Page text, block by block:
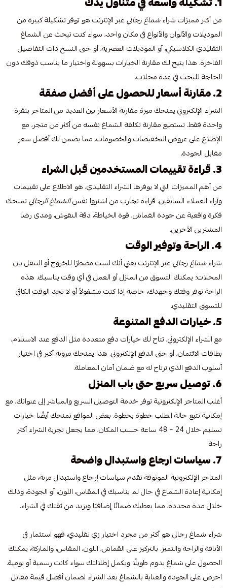
من أكبر مميزات شراءشماغ رجاليعبر الإنترنت هو توفر تشكيلة كبيرة من
الموديلات والألوان والأنواع في مكان واحد، سواء كنت تبحث عن الشماغ
التقليدي الكلاسيكي، أو الموديلات العصرية، أو حتى النسخ ذات التفاصيل
الفاخرة. هذا يتيح لك مقارنة الخيارات بسهولة واختيار ما يناسب ذوقك دون
الحاجة للبحث في عدة محلات.
2. مقارنة أسعار للحصول على أفضل صفقة
الشراء الإلكتروني يمنحك ميزة مقارنة الأسعار بين العديد من المتاجر بنقرة
واحدة فقط. تستطيع مقارنة تكلفة الشماغ نفسه من أكثر من متجر، مع
الإطلاع على عروض التخفيضات والخصومات، مما يضمن لك أفضل سعر
مقابل الجودة.
3. قراءة تقييمات المستخدمين قبل الشراء
من أهم المميزات التي لا يوفرها الشراء التقليدي، هو الاطلاع على تقييمات
وآراء العملاء السابقين. قراءة تجارب من اشتروا نفسالشماغ الرجاليتمنحك
فكرة واقعية عن جودة القماش، قوة الخياطة، دقة النقوش، ومدى رضا
المشترين الآخرين.
4. الراحة وتوفير الوقت
شراءشماغ رجاليعبر الإنترنت يعني أنك لست مضطرًا للخروج أو التنقل بين
المحلات؛ يمكنك التسوق من المنزل أو العمل في أي وقت يناسبك. هذه
الراحة توفر وقتك وجهدك، خاصة إذا كنت مشغولاً أو لا تجد الوقت الكافي
للتسوق التقليدي.
5. خيارات الدفع المتنوعة
مع الشراء الإلكتروني، تتاح لك خيارات دفع متعددة مثل الدفع عند الاستلام،
بطاقات الائتمان، أو حتى الدفع الإلكتروني. هذا يمنحك مرونة أكبر في اختيار
أسلوب الدفع الذي ترتاح له مع ضمان أمان المعاملة.
6. توصيل سريع حتى باب المنزل
أغلب المتاجر الإلكترونية توفر خدمة التوصيل السريع والمباشر إلى عنوانك، مع
إمكانية تتبع حالة الطلب خطوة بخطوة. بعض المواقع تمنحك أيضًا خيارات
تسليم خلال 24 – 48 ساعة حسب المكان، مما يجعل تجربة الشراء أكثر
راحة.
7. سياسات ارجاع واستبدال واضحة
المتاجر الإلكترونية الموثوقة تقدم سياسات إرجاع واستبدال مرنة، مثل
إمكانية إعادة الشماغ في حال لم يناسبك في المقاس، اللون، أو الجودة، وذلك
خلال مدة محددة، مما يعطيك ضمانًا إضافيًا ويزيد من ثقتك في الشراء.
شراء شماغ رجالي هو أكثر من مجرد اختيار زي تقليدي، فهو استثمار في
الأناقة والراحة والتميز. بالتركيز على القماش، اللون، المقاس، والماركة، يمكنك
الحصول على شماغ يدوم طويلًا ويكمل إطلالتك سواء كانت رسمية أو يومية.
احرص على الجودة والعناية بالشماغ بعد الشراء لضمان أفضل قيمة مقابل